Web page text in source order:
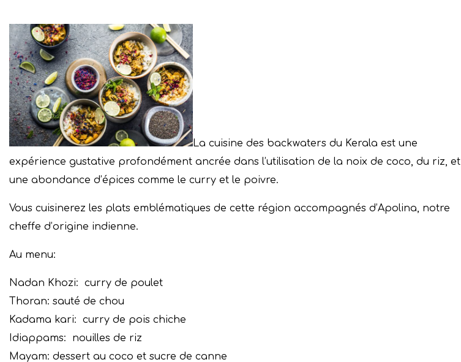
La cuisine des backwaters du Kerala est une
expérience gustative profondément ancrée dans l’utilisation de la noix de coco, du riz, et
une abondance d’épices comme le curry et le poivre.
Vous cuisinerez les plats emblématiques de cette région accompagnés d’Apolina, notre
cheffe d’origine indienne.
Au menu:
Nadan Khozi: curry de poulet
Thoran: sauté de chou
Kadama kari: curry de pois chiche
Idiappams: nouilles de riz
Mayam: dessert au coco et sucre de canne